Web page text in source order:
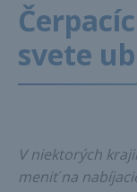
svete
V niektorých
meniť na